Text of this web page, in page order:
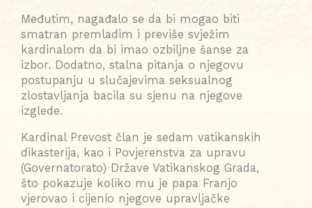
Međutim, nagađalo se da bi mogao biti
smatran premladim i previše svježim
kardinalom da bi imao ozbiljne šanse za
izbor. Dodatno, stalna pitanja o njegovu
postupanju u slučajevima seksualnog
zlostavljanja bacila su sjenu na njegove
izglede.
Kardinal Prevost član je sedam vatikanskih
dikasterija, kao i Povjerenstva za upravu
(Governatorato) Države Vatikanskog Grada,
što pokazuje koliko mu je papa Franjo
vjerovao i cijenio njegove upravljačke